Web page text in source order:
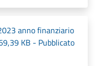
anno finanziario
KB - Pubblicato